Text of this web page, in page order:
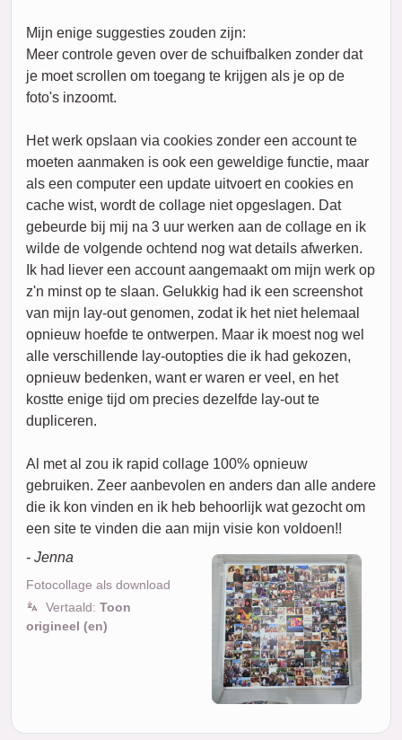
Mijn enige suggesties zouden zijn:
Meer controle geven over de schuifbalken zonder dat
je moet scrollen om toegang te krijgen als je op de
foto's inzoomt.
Het werk opslaan via cookies zonder een account te
moeten aanmaken is ook een geweldige functie, maar
als een computer een update uitvoert en cookies en
cache wist, wordt de collage niet opgeslagen. Dat
gebeurde bij mij na 3 uur werken aan de collage en ik
wilde de volgende ochtend nog wat details afwerken.
Ik had liever een account aangemaakt om mijn werk op
z'n minst op te slaan. Gelukkig had ik een screenshot
van mijn lay-out genomen, zodat ik het niet helemaal
opnieuw hoefde te ontwerpen. Maar ik moest nog wel
alle verschillende lay-outopties die ik had gekozen,
opnieuw bedenken, want er waren er veel, en het
kostte enige tijd om precies dezelfde lay-out te
dupliceren.
Al met al zou ik rapid collage 100% opnieuw
gebruiken. Zeer aanbevolen en anders dan alle andere
die ik kon vinden en ik heb behoorlijk wat gezocht om
een site te vinden die aan mijn visie kon voldoen!!
- Jenna
Fotocollage als download
Vertaald: Toon
origineel (en)